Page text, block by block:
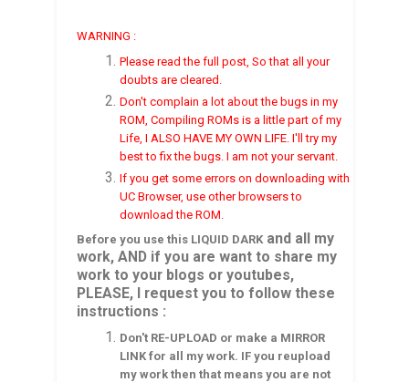
WARNING :
Please read the full post, So that all your
doubts are cleared.
Don't complain a lot about the bugs in my
ROM, Compiling ROMs is a little part of my
Life, I ALSO HAVE MY OWN LIFE. I'll try my
best to fix the bugs. I am not your servant.
If you get some errors on downloading with
UC Browser, use other browsers to
download the ROM.
Before you use this LIQUID DARKand all my
work, AND if you are want to share my
work to your blogs or youtubes,
PLEASE, I request you to follow these
instructions :
Don't RE-UPLOAD or make a MIRROR
LINK for all my work. IF you reupload
my work then that means you are not